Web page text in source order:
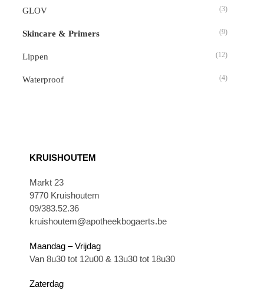
GLOV (3)
Skincare & Primers (9)
Lippen (12)
Waterproof (4)
KRUISHOUTEM
Markt 23
9770 Kruishoutem
09/383.52.36
kruishoutem@apotheekbogaerts.be
Maandag – Vrijdag
Van 8u30 tot 12u00 & 13u30 tot 18u30
Zaterdag